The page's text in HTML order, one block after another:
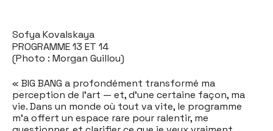
Sofya Kovalskaya
PROGRAMME 13 ET 14
(Photo : Morgan Guillou)
« BIG BANG a profondément transformé ma
perception de l’art — et, d’une certaine façon, ma
vie. Dans un monde où tout va vite, le programme
m’a offert un espace rare pour ralentir, me